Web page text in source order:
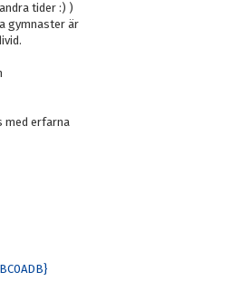
tider :) )
gymnaster är
med erfarna